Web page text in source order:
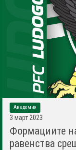
Академия
3 март 2023
Формациите
равенства